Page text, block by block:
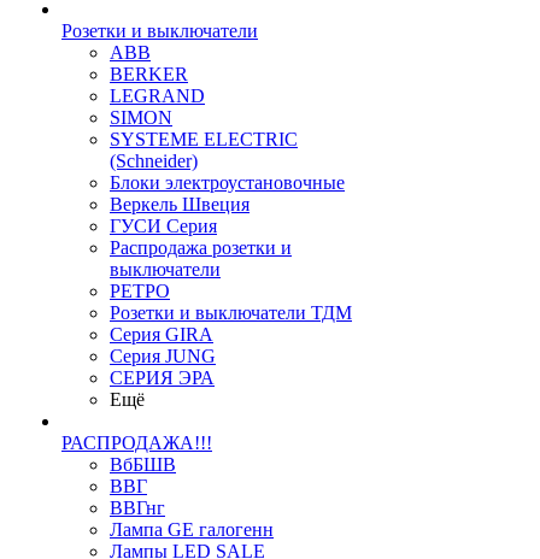
Розетки и выключатели
ABB
BERKER
LEGRAND
SIMON
SYSTEME ELECTRIC
(Schneider)
Блоки электроустановочные
Веркель Швеция
ГУСИ Серия
Распродажа розетки и
выключатели
РЕТРО
Розетки и выключатели ТДМ
Серия GIRA
Серия JUNG
СЕРИЯ ЭРА
Ещё
РАСПРОДАЖА!!!
ВбБШВ
ВВГ
ВВГнг
Лампа GE галогенн
Лампы LED SALE